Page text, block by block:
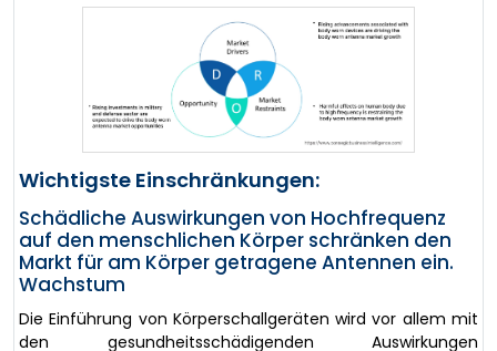
Wichtigste Einschränkungen:
Schädliche Auswirkungen von Hochfrequenz
auf den menschlichen Körper schränken den
Markt für am Körper getragene Antennen ein.
Wachstum
Die Einführung von Körperschallgeräten wird vor allem mit
den gesundheitsschädigenden Auswirkungen